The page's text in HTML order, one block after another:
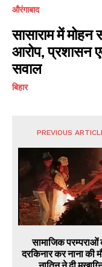
औरंगाबाद
सासाराम में मोहन
आरोप, प्रशासन
सवाल
बिहार
PREVIOUS
सामाजिक परम्पराओं
दरकिनार कर नाना की